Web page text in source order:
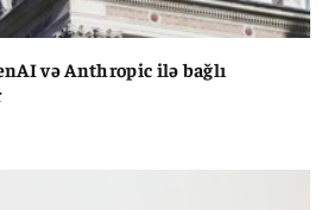
və Anthropic ilə bağlı